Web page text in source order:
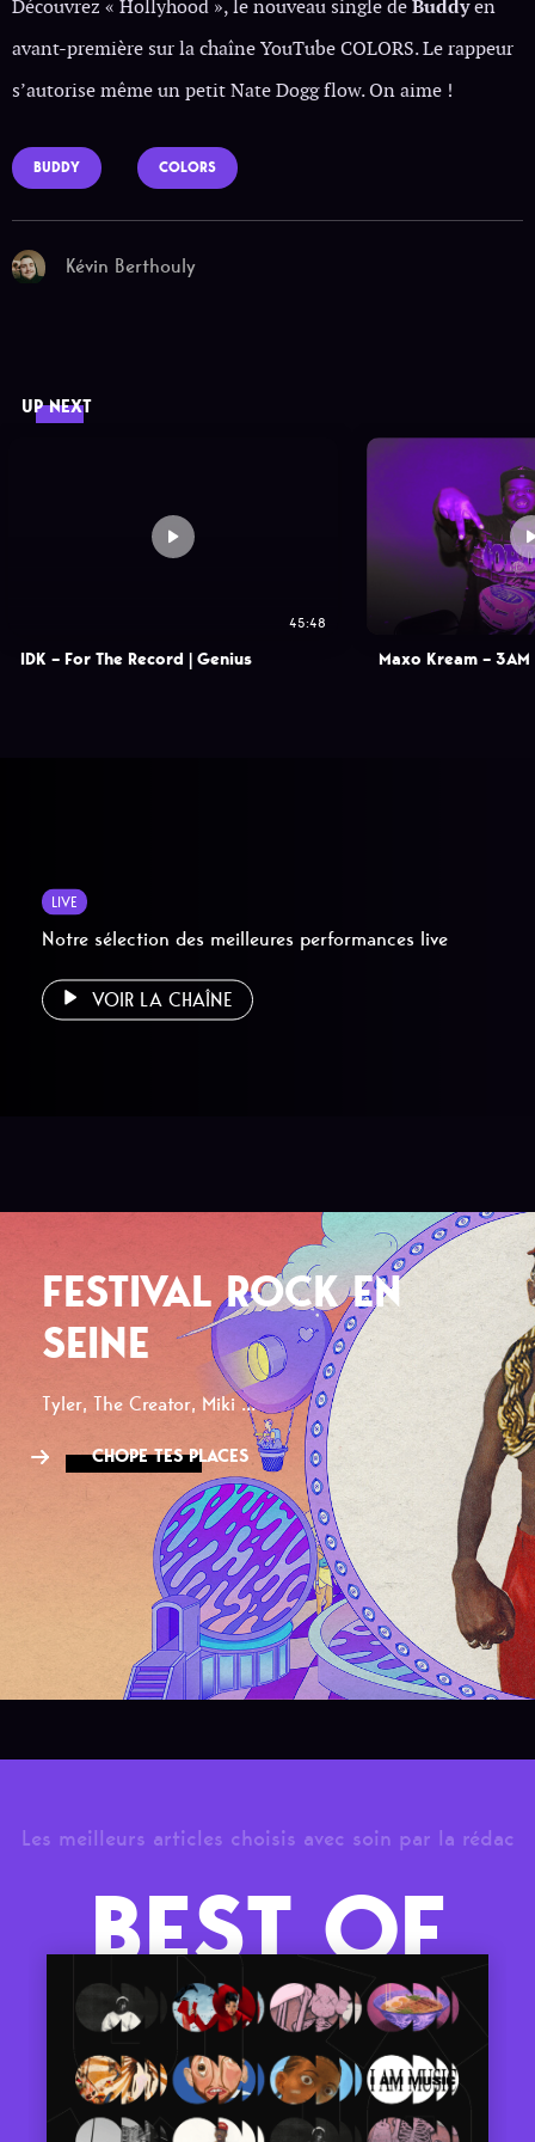
Découvrez « Hollyhood », le nouveau single deBuddyen
avant-première sur la chaîne YouTube COLORS. Le rappeur
s’autorise même un petit Nate Dogg flow. On aime !
BUDDY COLORS
Kévin Berthouly
UP NEXT
45:48
IDK – For The Record | Genius Maxo Kream –
LIVE
Notre sélection des meilleures performances live
VOIR LA CHAÎNE
FESTIVAL ROCK EN
SEINE
Tyler, The Creator, Miki ...
CHOPE TES PLACES
Les meilleurs articles choisis avec soin par la rédac
BEST OF